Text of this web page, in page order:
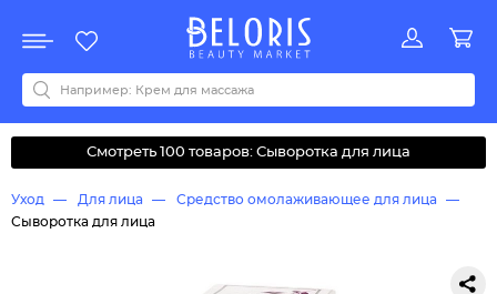
Акции
Все бренды
0-9ABCDEFGHIJKLMNOPQRSTUVWYZАБВДЗИМОКЛНПРСТУФ
Смотреть 100 товаров: Сыворотка для лица
Уход Для лица
Средство омолаживающее для лица
Сыворотка для лица